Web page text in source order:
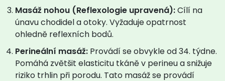
Masáž nohou (Reflexologie upravená):Cílí na
únavu chodidel a otoky. Vyžaduje opatrnost
ohledně reflexních bodů.
Perineální masáž: Provádí se obvykle od 34. týdne.
Pomáhá zvětšit elasticitu tkáně v perineu a snižuje
riziko trhlin při porodu. Tato masáž se provádí